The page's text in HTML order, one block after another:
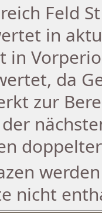
Feld
in
in
da
zur
nicht